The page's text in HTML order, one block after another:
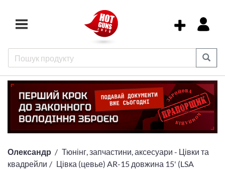
Олександр
Тюнінг, запчастини, аксесуари - Цівки та
квадрейли
Цівка (цевье) AR-15 довжина 15' (LSA